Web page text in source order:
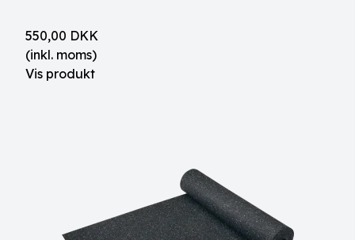
550,00 DKK
(inkl. moms)
Vis produkt